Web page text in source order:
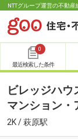
NTTグループ運営の不動
0
最近検索した条件
ビレッジハ
マンション・
2K / 萩原駅